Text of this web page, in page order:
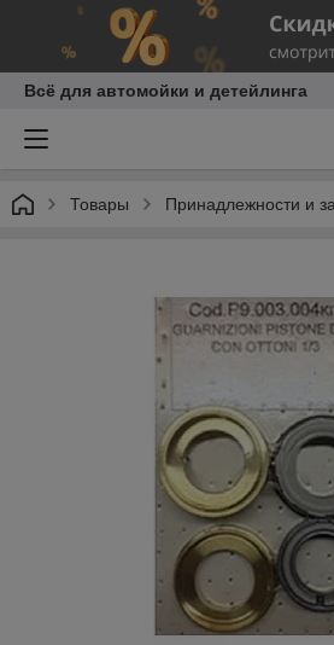
Всё для автомойки и детейлинга
Товары Принадлежности и